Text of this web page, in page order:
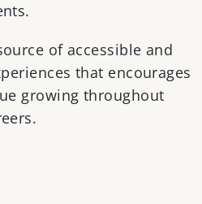
.
of accessible and
that encourages
growing throughout